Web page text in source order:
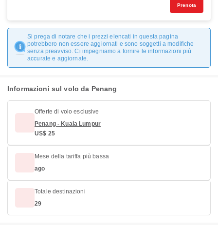
Prenota
Si prega di notare che i prezzi elencati in questa pagina
potrebbero non essere aggiornati e sono soggetti a modifiche
senza preavviso. Ci impegniamo a fornire le informazioni più
accurate e aggiornate.
Informazioni sul volo da Penang
Offerte di volo esclusive
Penang - Kuala Lumpur
US$ 25
Mese della tariffa più bassa
ago
Totale destinazioni
29